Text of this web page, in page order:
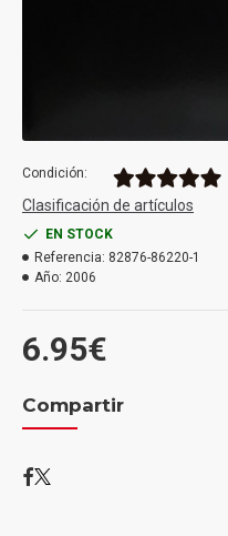
6.95€
Condición:
Clasificación de artículos
EN STOCK
Referencia: 82876-86220-1
Año: 2006
Compartir